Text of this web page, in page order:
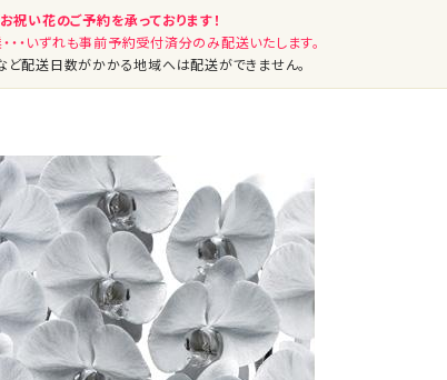
祝い花のご予約を承っております！
・・いずれも事前予約受付済分のみ配送いたします。
配送日数がかかる地域へは配送ができません。